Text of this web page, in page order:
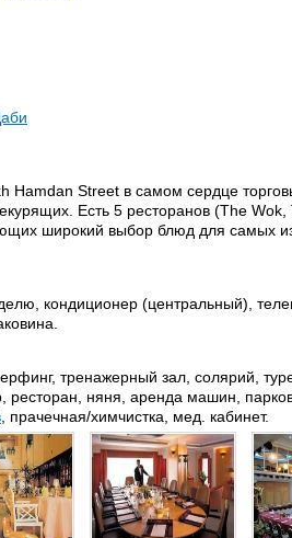
Hamdan Street в самом сердце
Есть 5 ресторанов (The Wok,
широкий выбор блюд для самых
кондиционер (центральный),
тренажерный зал, солярий,
няня, аренда машин,
, прачечная/химчистка, мед. кабинет.